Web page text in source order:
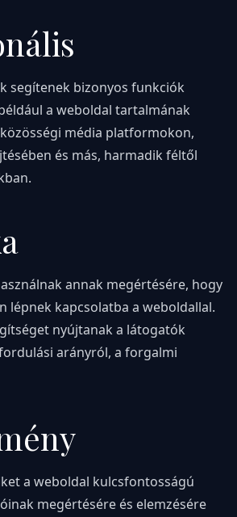
segítenek bizonyos funkciók
a weboldal tartalmának
média platformokon,
és más, harmadik féltől
annak megértésére, hogy
lépnek kapcsolatba a weboldallal.
nyújtanak a látogatók
arányról, a forgalmi
a weboldal kulcsfontosságú
megértésére és elemzésére